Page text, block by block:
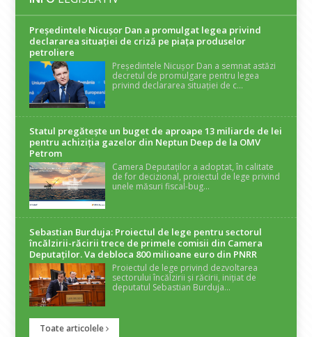
Președintele Nicuşor Dan a promulgat legea privind
declararea situaţiei de criză pe piaţa produselor
petroliere
Președintele Nicușor Dan a semnat astăzi
decretul de promulgare pentru legea
privind declararea situației de c...
Statul pregătește un buget de aproape 13 miliarde de lei
pentru achiziția gazelor din Neptun Deep de la OMV
Petrom
Camera Deputaților a adoptat, în calitate
de for decizional, proiectul de lege privind
unele măsuri fiscal-bug...
Sebastian Burduja: Proiectul de lege pentru sectorul
încălzirii-răcirii trece de primele comisii din Camera
Deputaților. Va debloca 800 milioane euro din PNRR
Proiectul de lege privind dezvoltarea
sectorului încălzirii și răcirii, inițiat de
deputatul Sebastian Burduja...
Toate articolele